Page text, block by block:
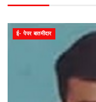
ई- पेपर बातमीदार